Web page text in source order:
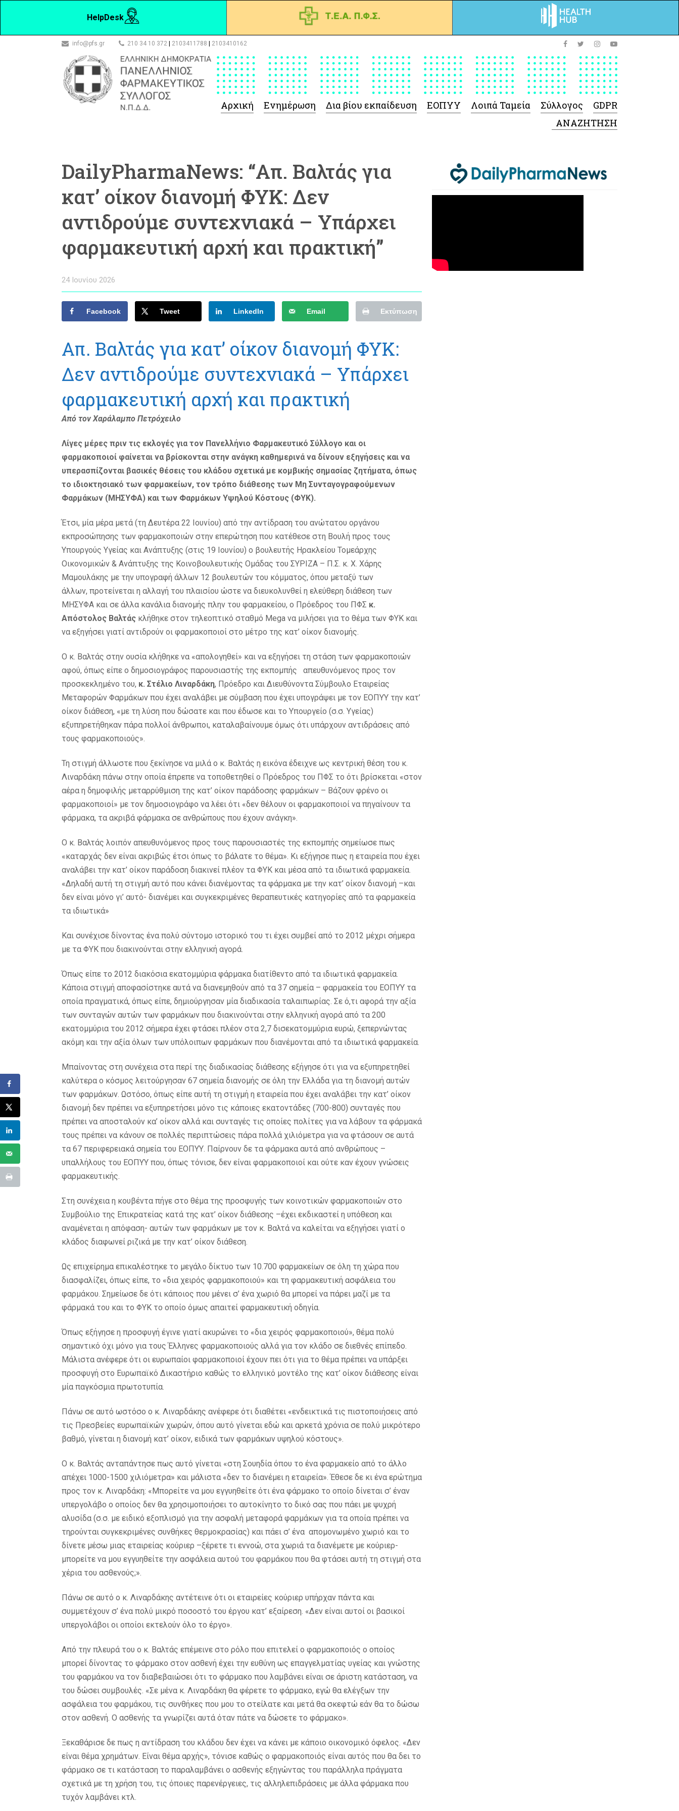
HelpDesk
info@pfs.gr 210 34 10 372 2103411788 2103410162
Αρχική Ενημέρωση Δια βίου εκπαίδευση ΕΟΠΥΥ
 Ιατροτεχνολογικών
Προϊόντων
Λοιπά Ταμεία Σύλλογος GDPR
DailyPharmaNews: “Απ. Βαλτάς για
κατ’ οίκον διανομή ΦΥΚ: Δεν
αντιδρούμε συντεχνιακά – Υπάρχει
φαρμακευτική αρχή και πρακτική”
24 Ιουνίου 2026
Facebook Tweet LinkedIn Email Εκτύπωση
Απ. Βαλτάς για κατ’ οίκον διανομή ΦΥΚ:
Δεν αντιδρούμε συντεχνιακά – Υπάρχει
φαρμακευτική αρχή και πρακτική
Από τον Χαράλαμπο Πετρόχειλο
Λίγες μέρες πριν τις εκλογές για τον Πανελλήνιο Φαρμακευτικό Σύλλογο και οι
φαρμακοποιοί φαίνεται να βρίσκονται στην ανάγκη καθημερινά να δίνουν εξηγήσεις και να
υπερασπίζονται βασικές θέσεις του κλάδου σχετικά με κομβικής σημασίας ζητήματα, όπως
το ιδιοκτησιακό των φαρμακείων, τον τρόπο διάθεσης των Μη Συνταγογραφούμενων
Φαρμάκων (ΜΗΣΥΦΑ) και των Φαρμάκων Υψηλού Κόστους (ΦΥΚ).
Έτσι, μία μέρα μετά (τη Δευτέρα 22 Ιουνίου) από την αντίδραση του ανώτατου οργάνου
εκπροσώπησης των φαρμακοποιών στην επερώτηση που κατέθεσε στη Βουλή προς τους
Υπουργούς Υγείας και Ανάπτυξης (στις 19 Ιουνίου) ο βουλευτής Ηρακλείου Τομεάρχης
Οικονομικών & Ανάπτυξης της Κοινοβουλευτικής Ομάδας του ΣΥΡΙΖΑ – Π.Σ. κ. Χ. Χάρης
Μαμουλάκης με την υπογραφή άλλων 12 βουλευτών του κόμματος, όπου μεταξύ των
άλλων, προτείνεται η αλλαγή του πλαισίου ώστε να διευκολυνθεί η ελεύθερη διάθεση των
ΜΗΣΥΦΑ και σε άλλα κανάλια διανομής πλην του φαρμακείου, ο Πρόεδρος του ΠΦΣ κ.
Απόστολος Βαλτάς κλήθηκε στον τηλεοπτικό σταθμό Mega να μιλήσει για το θέμα των ΦΥΚ και
να εξηγήσει γιατί αντιδρούν οι φαρμακοποιοί στο μέτρο της κατ’ οίκον διανομής.
Ο κ. Βαλτάς στην ουσία κλήθηκε να «απολογηθεί» και να εξηγήσει τη στάση των φαρμακοποιών
αφού, όπως είπε ο δημοσιογράφος παρουσιαστής της εκπομπής απευθυνόμενος προς τον
προσκεκλημένο του, κ. Στέλιο Λιναρδάκη, Πρόεδρο και Διευθύνοντα Σύμβουλο Εταιρείας
Μεταφορών Φαρμάκων που έχει αναλάβει με σύμβαση που έχει υπογράψει με τον ΕΟΠΥΥ την κατ’
οίκον διάθεση, «με τη λύση που δώσατε και που έδωσε και το Υπουργείο (σ.σ. Υγείας)
εξυπηρετήθηκαν πάρα πολλοί άνθρωποι, καταλαβαίνουμε όμως ότι υπάρχουν αντιδράσεις από
τους φαρμακοποιούς».
Τη στιγμή άλλωστε που ξεκίνησε να μιλά ο κ. Βαλτάς η εικόνα έδειχνε ως κεντρική θέση του κ.
Λιναρδάκη πάνω στην οποία έπρεπε να τοποθετηθεί ο Πρόεδρος του ΠΦΣ το ότι βρίσκεται «στον
αέρα η δημοφιλής μεταρρύθμιση της κατ’ οίκον παράδοσης φαρμάκων – Βάζουν φρένο οι
φαρμακοποιοί» με τον δημοσιογράφο να λέει ότι «δεν θέλουν οι φαρμακοποιοί να πηγαίνουν τα
φάρμακα, τα ακριβά φάρμακα σε ανθρώπους που έχουν ανάγκη».
Ο κ. Βαλτάς λοιπόν απευθυνόμενος προς τους παρουσιαστές της εκπομπής σημείωσε πως
«καταρχάς δεν είναι ακριβώς έτσι όπως το βάλατε το θέμα». Κι εξήγησε πως η εταιρεία που έχει
αναλάβει την κατ’ οίκον παράδοση διακινεί πλέον τα ΦΥΚ και μέσα από τα ιδιωτικά φαρμακεία.
«Δηλαδή αυτή τη στιγμή αυτό που κάνει διανέμοντας τα φάρμακα με την κατ’ οίκον διανομή –και
δεν είναι μόνο γι’ αυτό- διανέμει και συγκεκριμένες θεραπευτικές κατηγορίες από τα φαρμακεία
τα ιδιωτικά»
Και συνέχισε δίνοντας ένα πολύ σύντομο ιστορικό του τι έχει συμβεί από το 2012 μέχρι σήμερα
με τα ΦΥΚ που διακινούνται στην ελληνική αγορά.
Όπως είπε το 2012 διακόσια εκατομμύρια φάρμακα διατίθεντο από τα ιδιωτικά φαρμακεία.
Κάποια στιγμή αποφασίστηκε αυτά να διανεμηθούν από τα 37 σημεία – φαρμακεία του ΕΟΠΥΥ τα
οποία πραγματικά, όπως είπε, δημιούργησαν μία διαδικασία ταλαιπωρίας. Σε ό,τι αφορά την αξία
των συνταγών αυτών των φαρμάκων που διακινούνται στην ελληνική αγορά από τα 200
εκατομμύρια του 2012 σήμερα έχει φτάσει πλέον στα 2,7 δισεκατομμύρια ευρώ, ξεπερνώντας
ακόμη και την αξία όλων των υπόλοιπων φαρμάκων που διανέμονται από τα ιδιωτικά φαρμακεία.
Μπαίνοντας στη συνέχεια στα περί της διαδικασίας διάθεσης εξήγησε ότι για να εξυπηρετηθεί
καλύτερα ο κόσμος λειτούργησαν 67 σημεία διανομής σε όλη την Ελλάδα για τη διανομή αυτών
των φαρμάκων. Ωστόσο, όπως είπε αυτή τη στιγμή η εταιρεία που έχει αναλάβει την κατ’ οίκον
διανομή δεν πρέπει να εξυπηρετήσει μόνο τις κάποιες εκατοντάδες (700-800) συνταγές που
πρέπει να αποσταλούν κα’ οίκον αλλά και συνταγές τις οποίες πολίτες για να λάβουν τα φάρμακά
τους πρέπει να κάνουν σε πολλές περιπτώσεις πάρα πολλά χιλιόμετρα για να φτάσουν σε αυτά
τα 67 περιφερειακά σημεία του ΕΟΠΥΥ. Παίρνουν δε τα φάρμακα αυτά από ανθρώπους –
υπαλλήλους του ΕΟΠΥΥ που, όπως τόνισε, δεν είναι φαρμακοποιοί και ούτε καν έχουν γνώσεις
φαρμακευτικής.
Στη συνέχεια η κουβέντα πήγε στο θέμα της προσφυγής των κοινοτικών φαρμακοποιών στο
Συμβούλιο της Επικρατείας κατά της κατ’ οίκον διάθεσης –έχει εκδικαστεί η υπόθεση και
αναμένεται η απόφαση- αυτών των φαρμάκων με τον κ. Βαλτά να καλείται να εξηγήσει γιατί ο
κλάδος διαφωνεί ριζικά με την κατ’ οίκον διάθεση.
Ως επιχείρημα επικαλέστηκε το μεγάλο δίκτυο των 10.700 φαρμακείων σε όλη τη χώρα που
διασφαλίζει, όπως είπε, το «δια χειρός φαρμακοποιού» και τη φαρμακευτική ασφάλεια του
φαρμάκου. Σημείωσε δε ότι κάποιος που μένει σ’ ένα χωριό θα μπορεί να πάρει μαζί με τα
φάρμακά του και το ΦΥΚ το οποίο όμως απαιτεί φαρμακευτική οδηγία.
Όπως εξήγησε η προσφυγή έγινε γιατί ακυρώνει το «δια χειρός φαρμακοποιού», θέμα πολύ
σημαντικό όχι μόνο για τους Έλληνες φαρμακοποιούς αλλά για τον κλάδο σε διεθνές επίπεδο.
Μάλιστα ανέφερε ότι οι ευρωπαίοι φαρμακοποιοί έχουν πει ότι για το θέμα πρέπει να υπάρξει
προσφυγή στο Ευρωπαϊκό Δικαστήριο καθώς το ελληνικό μοντέλο της κατ’ οίκον διάθεσης είναι
μία παγκόσμια πρωτοτυπία.
Πάνω σε αυτό ωστόσο ο κ. Λιναρδάκης ανέφερε ότι διαθέτει «ενδεικτικά τις πιστοποιήσεις από
τις Πρεσβείες ευρωπαϊκών χωρών, όπου αυτό γίνεται εδώ και αρκετά χρόνια σε πολύ μικρότερο
βαθμό, γίνεται η διανομή κατ’ οίκον, ειδικά των φαρμάκων υψηλού κόστους».
Ο κ. Βαλτάς ανταπάντησε πως αυτό γίνεται «στη Σουηδία όπου το ένα φαρμακείο από το άλλο
απέχει 1000-1500 χιλιόμετρα» και μάλιστα «δεν το διανέμει η εταιρεία». Έθεσε δε κι ένα ερώτημα
προς τον κ. Λιναρδάκη: «Μπορείτε να μου εγγυηθείτε ότι ένα φάρμακο το οποίο δίνεται σ’ έναν
υπεργολάβο ο οποίος δεν θα χρησιμοποιήσει το αυτοκίνητο το δικό σας που πάει με ψυχρή
αλυσίδα (σ.σ. με ειδικό εξοπλισμό για την ασφαλή μεταφορά φαρμάκων για τα οποία πρέπει να
τηρούνται συγκεκριμένες συνθήκες θερμοκρασίας) και πάει σ’ ένα απομονωμένο χωριό και το
δίνετε μέσω μιας εταιρείας κούριερ –ξέρετε τι εννοώ, στα χωριά τα διανέμετε με κούριερ-
μπορείτε να μου εγγυηθείτε την ασφάλεια αυτού του φαρμάκου που θα φτάσει αυτή τη στιγμή στα
χέρια του ασθενούς;».
Πάνω σε αυτό ο κ. Λιναρδάκης αντέτεινε ότι οι εταιρείες κούριερ υπήρχαν πάντα και
συμμετέχουν σ’ ένα πολύ μικρό ποσοστό του έργου κατ’ εξαίρεση. «Δεν είναι αυτοί οι βασικοί
υπεργολάβοι οι οποίοι εκτελούν όλο το έργο».
Από την πλευρά του ο κ. Βαλτάς επέμεινε στο ρόλο που επιτελεί ο φαρμακοποιός ο οποίος
μπορεί δίνοντας το φάρμακο στον ασθενή έχει την ευθύνη ως επαγγελματίας υγείας και γνώστης
του φαρμάκου να τον διαβεβαιώσει ότι το φάρμακο που λαμβάνει είναι σε άριστη κατάσταση, να
του δώσει συμβουλές. «Σε μένα κ. Λιναρδάκη θα φέρετε το φάρμακο, εγώ θα ελέγξων την
ασφάλεια του φαρμάκου, τις συνθήκες που μου το στείλατε και μετά θα σκεφτώ εάν θα το δώσω
στον ασθενή. Ο ασθενής τα γνωρίζει αυτά όταν πάτε να δώσετε το φάρμακο».
Ξεκαθάρισε δε πως η αντίδραση του κλάδου δεν έχει να κάνει με κάποιο οικονομικό όφελος. «Δεν
είναι θέμα χρημάτων. Είναι θέμα αρχής», τόνισε καθώς ο φαρμακοποιός είναι αυτός που θα δει το
φάρμακο σε τι κατάσταση το παραλαμβάνει ο ασθενής εξηγώντας του παράλληλα πράγματα
σχετικά με τη χρήση του, τις όποιες παρενέργειες, τις αλληλεπιδράσεις με άλλα φάρμακα που
τυχόν λαμβάνει κτλ.